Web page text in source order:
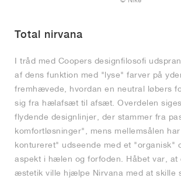
Total nirvana
I tråd med Coopers designfilosofi
af dens funktion med "lyse" farver på
fremhævede, hvordan en neutral løbers
sig fra hælafsæt til afsæt. Overdelen siges
flydende designlinjer, der stammer fra
komfortløsninger", mens mellemsålen
kontureret" udseende med et "organisk"
aspekt i hælen og forfoden. Håbet var, at
æstetik ville hjælpe Nirvana med at skille